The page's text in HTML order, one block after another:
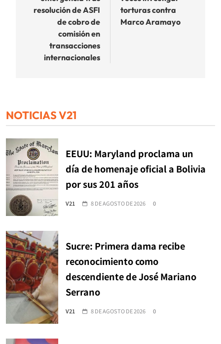
entradas
resolución de ASFI
de cobro de
comisión en
transacciones
internacionales
torturas contra
Marco Aramayo
NOTICIAS V21
EEUU: Maryland proclama un
día de homenaje oficial a Bolivia
por sus 201 años
V21 8 DE AGOSTO DE 2026 0
Sucre: Primera dama recibe
reconocimiento como
descendiente de José Mariano
Serrano
V21 8 DE AGOSTO DE 2026 0